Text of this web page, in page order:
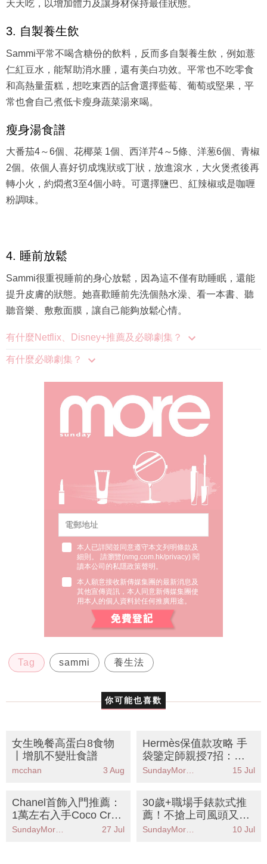
仁紅豆水，能幫助消水腫，還有美白功效。平常也不吃零食
和高熱量蛋糕，想吃東西的話會選擇藍莓、葡萄或堅果，平
常也會自己煮低卡瘦身蔬菜湯來喝。
2個。依個人喜好切成塊狀或丁狀，放進滾水，大火煲煮後再
轉小火，約燜煮3至4個小時。可選擇鹽巴、紅辣椒或是咖喱
粉調味。
提升皮膚的狀態。她喜歡睡前先洗個熱水澡、看一本書、聽
聽音樂、敷敷面膜，讓自己能夠放鬆心情。
本人已詳閱並同意遵守本文列明條款及
細則。 請瀏覽(nmg.com.hk/privacy) 閱
讀本公司的私隱政策聲明。
本人願意接收新傳媒集團的最新消息及
其他宣傳資訊，本人同意新傳媒集團使
用本人的個人資料於任何推廣用途。
Tag sammi 養生法
你可能也喜歡
丨增肌不變壯食譜
mcchan
袋鑒定師親授7招：款
式、顏色、皮質哪款才
保值？
SundayMore編輯部 15 Jul
1萬左右入手Coco Crus
h等經典耳環、戒指
SundayMore編輯部 27 Jul
薦！不搶上司風頭又突
顯品味的8款名牌手錶
SundayMore編輯部 10 Jul